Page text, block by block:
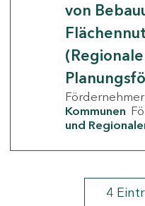
von
(Regionale
Kommunen
und
4